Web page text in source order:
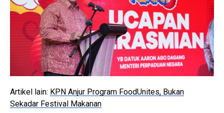
Artikel lain: KPN Anjur Program FoodUnites, Bukan
Sekadar Festival Makanan